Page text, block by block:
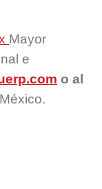
Mayor
e
o al